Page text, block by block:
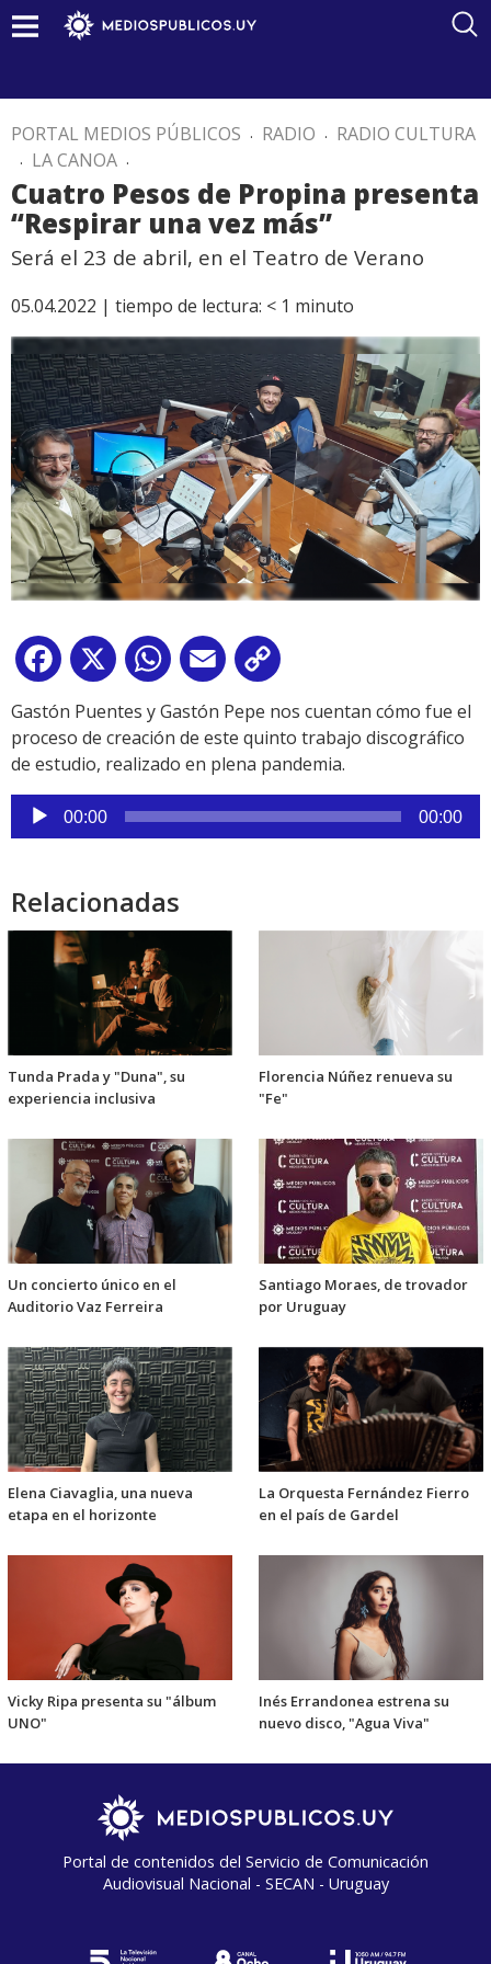
PORTAL MEDIOS PÚBLICOS . RADIO . RADIO CULTURA
. LA CANOA .
Cuatro Pesos de Propina presenta
“Respirar una vez más”
Será el 23 de abril, en el Teatro de Verano
05.04.2022 | tiempo de lectura: < 1 minuto
Facebook
X WhatsApp
Email
Link
Gastón Puentes y Gastón Pepe nos cuentan cómo fue el
proceso de creación de este quinto trabajo discográfico
de estudio, realizado en plena pandemia.
Reproductor
de
00:00 00:00
Relacionadas
Tunda Prada y "Duna", su
experiencia inclusiva
Florencia Núñez renueva su
"Fe"
Un concierto único en el
Auditorio Vaz Ferreira
Santiago Moraes, de trovador
por Uruguay
Elena Ciavaglia, una nueva
etapa en el horizonte
La Orquesta Fernández Fierro
en el país de Gardel
Vicky Ripa presenta su "álbum
UNO"
Inés Errandonea estrena su
nuevo disco, "Agua Viva"
Portal de contenidos del Servicio de Comunicación
Audiovisual Nacional - SECAN - Uruguay